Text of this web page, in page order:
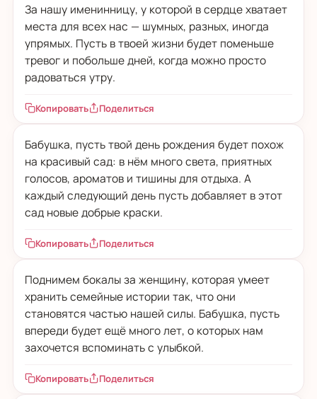
За нашу именинницу, у которой в сердце хватает
места для всех нас — шумных, разных, иногда
упрямых. Пусть в твоей жизни будет поменьше
тревог и побольше дней, когда можно просто
радоваться утру.
Копировать Поделиться
Бабушка, пусть твой день рождения будет похож
на красивый сад: в нём много света, приятных
голосов, ароматов и тишины для отдыха. А
каждый следующий день пусть добавляет в этот
сад новые добрые краски.
Копировать Поделиться
Поднимем бокалы за женщину, которая умеет
хранить семейные истории так, что они
становятся частью нашей силы. Бабушка, пусть
впереди будет ещё много лет, о которых нам
захочется вспоминать с улыбкой.
Копировать Поделиться